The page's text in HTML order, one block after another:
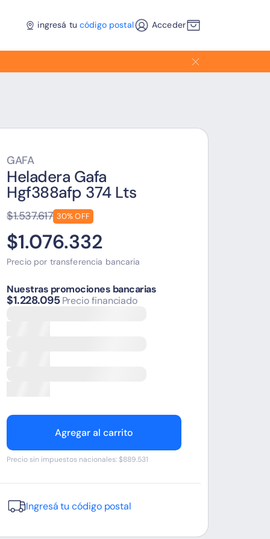
ingresá tucódigo postal Acceder
GAFA
Heladera Gafa
Hgf388afp 374 Lts
$1.537.617 30% OFF
$1.076.332
Precio por transferencia bancaria
Nuestras promociones bancarias
$1.228.095Precio financiado
Agregar al carrito
Precio sin impuestos nacionales: $889.531
Ingresá tu código postal